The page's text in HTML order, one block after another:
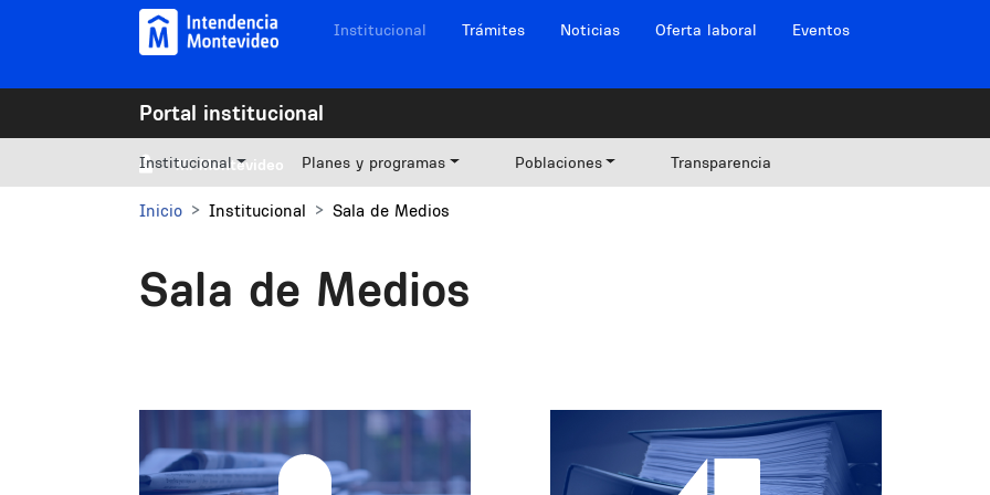
Pasar al contenido principal Navegación sitios
Institucional Trámites Noticias Oferta laboral Eventos
Portal institucional
Mi Montevideo
Institucional Planes y programas Poblaciones Transparencia
Inicio Institucional Sala de Medios
Sala de Medios